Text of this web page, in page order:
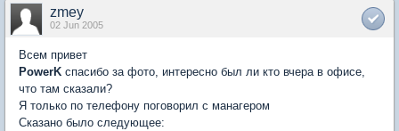
zmey
02 Jun 2005
Всем привет
PowerK спасибо за фото, интересно был ли кто вчера в офисе,
что там сказали?
Я только по телефону поговорил с манагером
Сказано было следующее: